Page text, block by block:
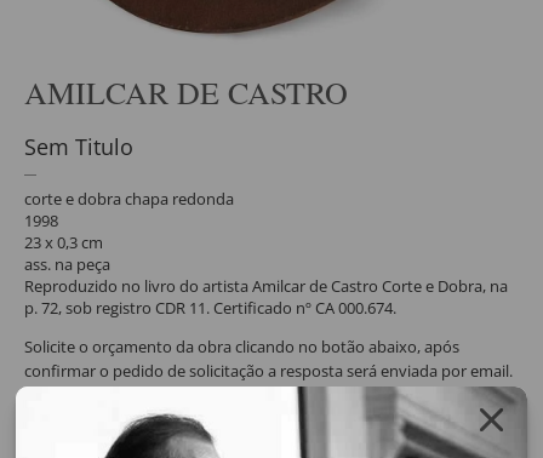
AMILCAR DE CASTRO
Sem Titulo
corte e dobra chapa redonda
1998
23 x 0,3 cm
ass. na peça
Reproduzido no livro do artista Amilcar de Castro Corte e Dobra, na
p. 72, sob registro CDR 11. Certificado nº CA 000.674.
Solicite o orçamento da obra clicando no botão abaixo, após
confirmar o pedido de solicitação a resposta será enviada por email.
SOLICITAR ORÇAMENTO SOLICITAR VIA WHATSAPP